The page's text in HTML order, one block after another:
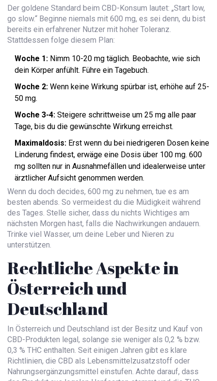
Der goldene Standard beim CBD-Konsum lautet: „Start low,
go slow.“ Beginne niemals mit 600 mg, es sei denn, du bist
bereits ein erfahrener Nutzer mit hoher Toleranz.
Stattdessen folge diesem Plan:
Woche 1: Nimm 10-20 mg täglich. Beobachte, wie sich
dein Körper anfühlt. Führe ein Tagebuch.
Woche 2: Wenn keine Wirkung spürbar ist, erhöhe auf 25-
50 mg.
Woche 3-4: Steigere schrittweise um 25 mg alle paar
Tage, bis du die gewünschte Wirkung erreichst.
Maximaldosis: Erst wenn du bei niedrigeren Dosen keine
Linderung findest, erwäge eine Dosis über 100 mg. 600
mg sollten nur in Ausnahmefällen und idealerweise unter
ärztlicher Aufsicht genommen werden.
Wenn du doch decides, 600 mg zu nehmen, tue es am
besten abends. So vermeidest du die Müdigkeit während
des Tages. Stelle sicher, dass du nichts Wichtiges am
nächsten Morgen hast, falls die Nachwirkungen andauern.
Trinke viel Wasser, um deine Leber und Nieren zu
unterstützen.
Rechtliche Aspekte in
Österreich und
Deutschland
In Österreich und Deutschland ist der Besitz und Kauf von
CBD-Produkten legal, solange sie weniger als 0,2 % bzw.
0,3 % THC enthalten. Seit einigen Jahren gibt es klare
Richtlinien, die CBD als Lebensmittelzusatzstoff oder
Nahrungsergänzungsmittel einstufen. Achte darauf, dass